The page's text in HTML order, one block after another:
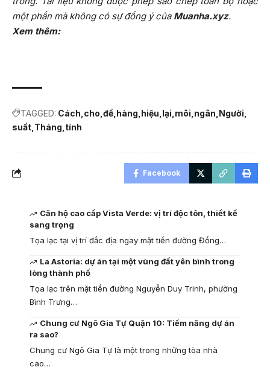
một phần mà không có sự đồng ý của Muanha.xyz.
Xem thêm:
TAGGED: Cách cho để hàng hiệu lại môi ngân Người
suất Tháng tính
Facebook
Căn hộ cao cấp Vista Verde: vị trí độc tôn, thiết kế
sang trọng
Tọa lạc tại vị trí đắc địa ngay mặt tiền đường Đồng…
La Astoria: dự án tại một vùng đất yên bình trong
lòng thành phố
Tọa lạc trên mặt tiền đường Nguyễn Duy Trinh, phường
Bình Trưng…
Chung cư Ngô Gia Tự Quận 10: Tiềm năng dự án
ra sao?
Chung cư Ngô Gia Tự là một trong những tòa nhà
cao…